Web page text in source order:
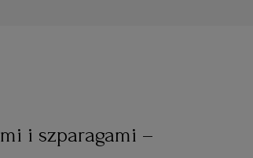
i szparagami –